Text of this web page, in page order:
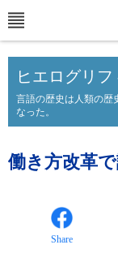
ヒエログリ
言語の歴史は人類の歴
なった。
働き方改革
Share